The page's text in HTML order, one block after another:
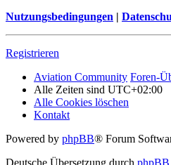
Nutzungsbedingungen |
Registrieren
Aviation Community Foren-
Alle Zeiten sind UTC+02:00
Alle Cookies löschen
Kontakt
Powered by phpBB® Forum